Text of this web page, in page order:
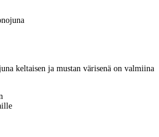
keltaisen ja mustan värisenä on valmiina